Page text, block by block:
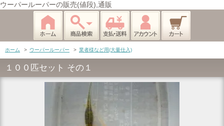
ウーパールーパーの販売(値段),通販
ホーム > ウーパールーパー > 業者様など用(大量仕入)
１００匹セット その１